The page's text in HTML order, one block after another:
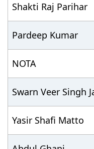
Shakti Raj Parihar
Pardeep Kumar
NOTA
Swarn Veer Singh
Yasir Shafi Matto